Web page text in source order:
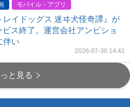
モバイル・アプリ
レイドッグス 迷ヰ犬怪奇譚』が
ス終了。運営会社アンビショ
伴い
2026-07-30 14:41
と見る